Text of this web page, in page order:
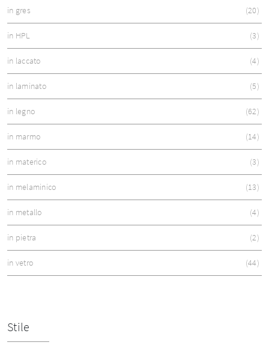
in gres 20
in HPL 3
in laccato 4
in laminato 5
in legno 62
in marmo 14
in materico 3
in melaminico 13
in metallo 4
in pietra 2
in vetro 44
Stile